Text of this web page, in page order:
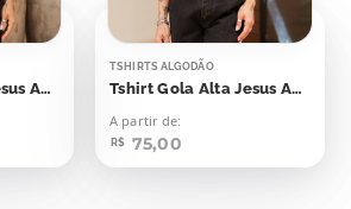
Tshirt Gola Alta Jesus Aplicação
TSHIRTS ALGODÃO
Tshirt Gola Alta Jesus Aplicação
A partir de:
R$ 75,00